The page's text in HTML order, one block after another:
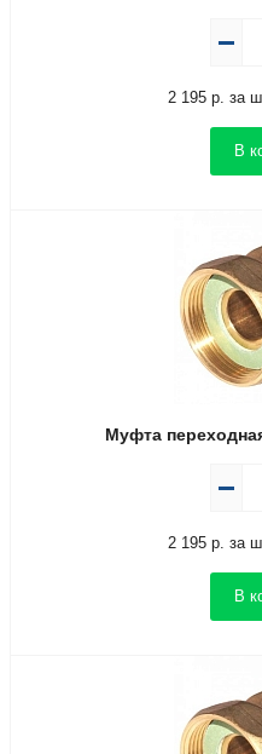
2 195 р. за
В
Муфта
2 195 р. за
В